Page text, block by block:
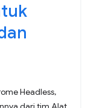
Headless,